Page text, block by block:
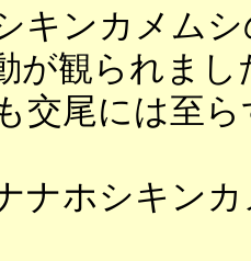
キンカメム
が観られまし
交尾には至
ナホシキン